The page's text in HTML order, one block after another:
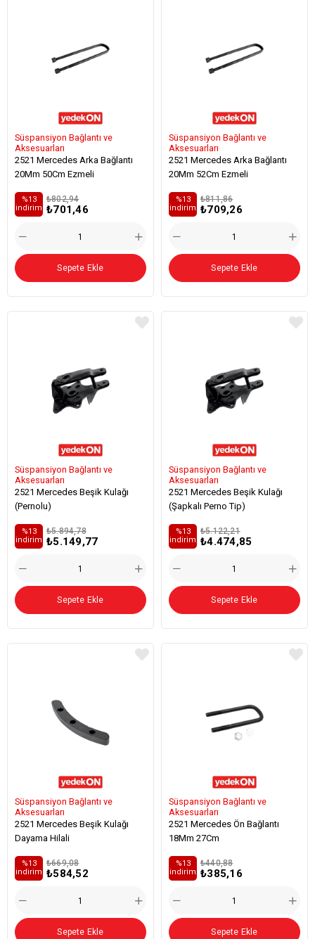
Süspansiyon Bağlantı ve
Aksesuarları
2521 Mercedes Arka Bağlantı
20Mm 50Cm Ezmeli
₺701,46
₺802,94
%13
i̇ndirim
Sepete Ekle
Süspansiyon Bağlantı ve
Aksesuarları
2521 Mercedes Arka Bağlantı
20Mm 52Cm Ezmeli
₺709,26
₺811,86
%13
i̇ndirim
Sepete Ekle
Süspansiyon Bağlantı ve
Aksesuarları
2521 Mercedes Beşik Kulağı
(Pernolu)
₺5.149,77
₺5.894,78
%13
i̇ndirim
Sepete Ekle
Süspansiyon Bağlantı ve
Aksesuarları
2521 Mercedes Beşik Kulağı
(Şapkalı Perno Tip)
₺4.474,85
₺5.122,21
%13
i̇ndirim
Sepete Ekle
Süspansiyon Bağlantı ve
Aksesuarları
2521 Mercedes Beşik Kulağı
Dayama Hilali
₺584,52
₺669,08
%13
i̇ndirim
Sepete Ekle
Süspansiyon Bağlantı ve
Aksesuarları
2521 Mercedes Ön Bağlantı
18Mm 27Cm
₺385,16
₺440,88
%13
i̇ndirim
Sepete Ekle